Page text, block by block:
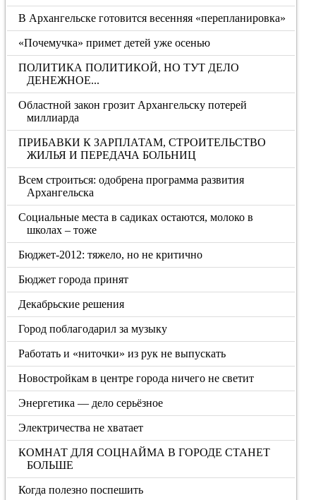
В Архангельске готовится весенняя «перепланировка»
«Почемучка» примет детей уже осенью
ПОЛИТИКА ПОЛИТИКОЙ, НО ТУТ ДЕЛО
ДЕНЕЖНОЕ...
Областной закон грозит Архангельску потерей
миллиарда
ПРИБАВКИ К ЗАРПЛАТАМ, СТРОИТЕЛЬСТВО
ЖИЛЬЯ И ПЕРЕДАЧА БОЛЬНИЦ
Всем строиться: одобрена программа развития
Архангельска
Социальные места в садиках остаются, молоко в
школах – тоже
Бюджет-2012: тяжело, но не критично
Бюджет города принят
Декабрьские решения
Город поблагодарил за музыку
Работать и «ниточки» из рук не выпускать
Новостройкам в центре города ничего не светит
Энергетика — дело серьёзное
Электричества не хватает
КОМНАТ ДЛЯ СОЦНАЙМА В ГОРОДЕ СТАНЕТ
БОЛЬШЕ
Когда полезно поспешить